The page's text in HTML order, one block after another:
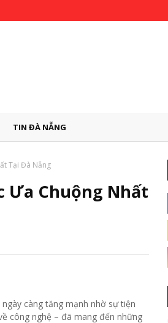
TIN ĐÀ NẴNG
Tại Đà Nẵng
Ưa Chuộng Nhất
ngày càng tăng mạnh nhờ sự tiện
công nghệ – đã mang đến những